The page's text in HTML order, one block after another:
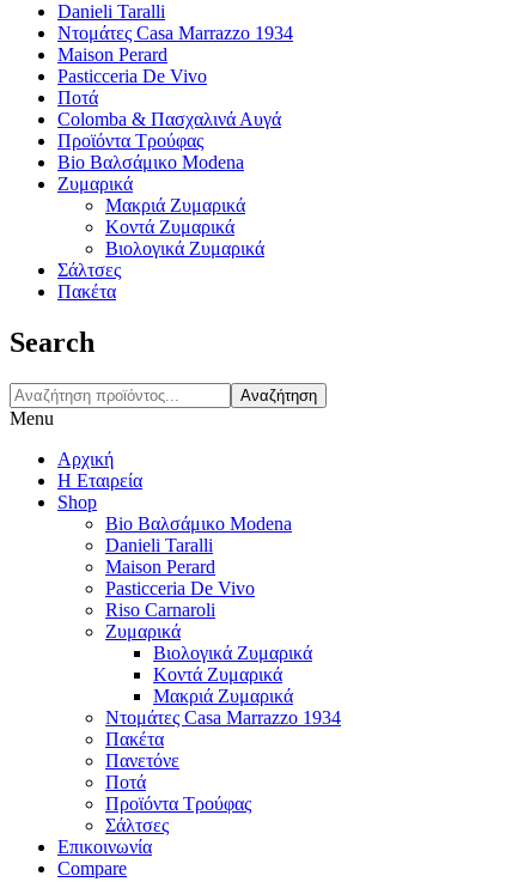
Danieli Taralli
Ντομάτες Casa Marrazzo 1934
Maison Perard
Pasticceria De Vivo
Ποτά
Colomba & Πασχαλινά Αυγά
Προϊόντα Τρούφας
Bio Βαλσάμικο Modena
Ζυμαρικά
Μακριά Ζυμαρικά
Κοντά Ζυμαρικά
Βιολογικά Ζυμαρικά
Σάλτσες
Πακέτα
Search
Αναζήτηση
Menu
Αρχική
Η Εταιρεία
Shop
Bio Βαλσάμικο Modena
Danieli Taralli
Maison Perard
Pasticceria De Vivo
Riso Carnaroli
Ζυμαρικά
Βιολογικά Ζυμαρικά
Κοντά Ζυμαρικά
Μακριά Ζυμαρικά
Ντομάτες Casa Marrazzo 1934
Πακέτα
Πανετόνε
Ποτά
Προϊόντα Τρούφας
Σάλτσες
Επικοινωνία
Compare